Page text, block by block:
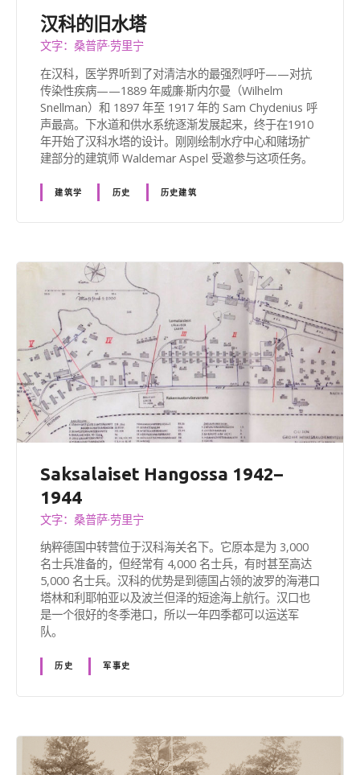
汉科的旧水塔
文字：桑普萨·劳里宁
在汉科，医学界听到了对清洁水的最强烈呼吁——对抗
传染性疾病——1889 年威廉·斯内尔曼（Wilhelm
Snellman）和 1897 年至 1917 年的 Sam Chydenius 呼
声最高。下水道和供水系统逐渐发展起来，终于在1910
年开始了汉科水塔的设计。刚刚绘制水疗中心和赌场扩
建部分的建筑师 Waldemar Aspel 受邀参与这项任务。
建筑学 历史 历史建筑
Saksalaiset Hangossa 1942–
1944
文字：桑普萨·劳里宁
纳粹德国中转营位于汉科海关名下。它原本是为 3,000
名士兵准备的，但经常有 4,000 名士兵，有时甚至高达
5,000 名士兵。汉科的优势是到德国占领的波罗的海港口
塔林和利耶帕亚以及波兰但泽的短途海上航行。汉口也
是一个很好的冬季港口，所以一年四季都可以运送军
队。
历史 军事史